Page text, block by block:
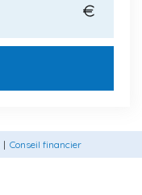
Conseil financier